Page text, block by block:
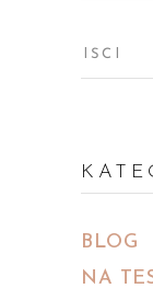
BLOG
NA